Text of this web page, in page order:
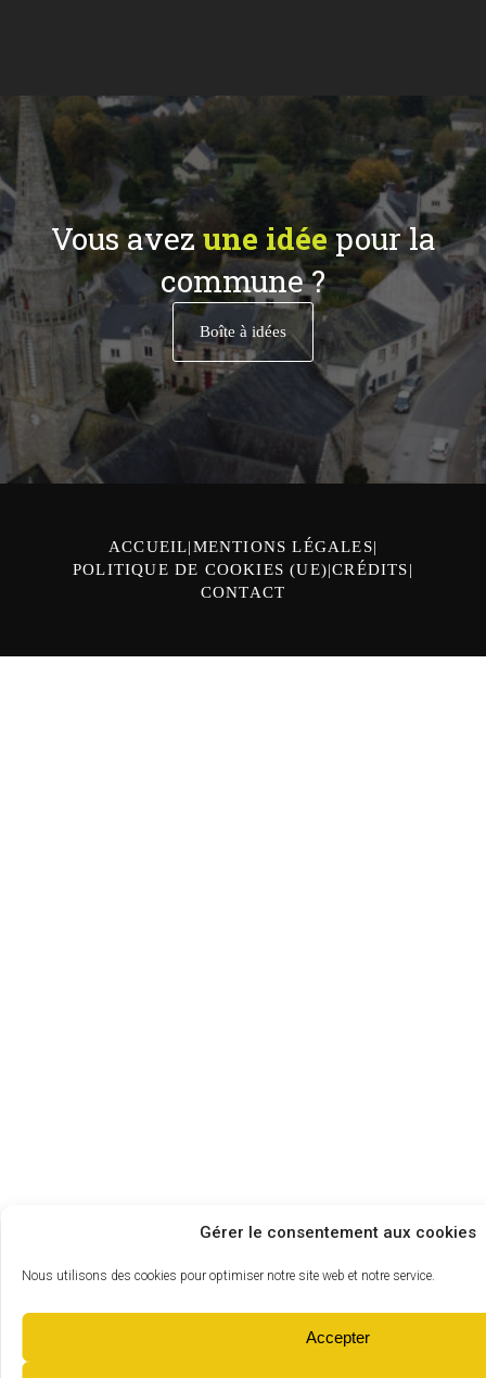
Gérer le consentement aux cookies
Nous utilisons des cookies pour optimiser notre site web et notre service.
Accepter
Vous avezune idéepour la
commune ?
Boîte à idées
ACCUEIL MENTIONS LÉGALES
POLITIQUE DE COOKIES (UE) CRÉDITS
CONTACT